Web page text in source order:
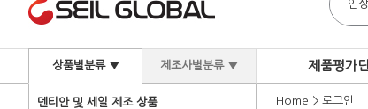
상품별분류 ▼ 제조사별분류 ▼
덴티안 및 세일 제조 상품
제품평가
Home > 로그인